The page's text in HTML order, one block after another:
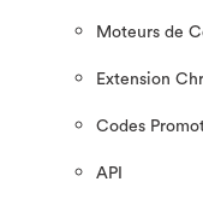
Moteurs de
Extension
Codes
API